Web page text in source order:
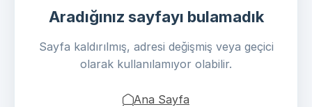
Aradığınız sayfayı bulamadık
Sayfa kaldırılmış, adresi değişmiş veya geçici
olarak kullanılamıyor olabilir.
Ana Sayfa